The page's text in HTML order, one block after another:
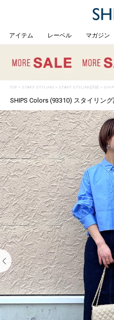
アイテム レーベル マガジン
TOP> STAFF STYLING> STAFF STYLING詳細 >
SHIPS Colors (93310) スタイリン